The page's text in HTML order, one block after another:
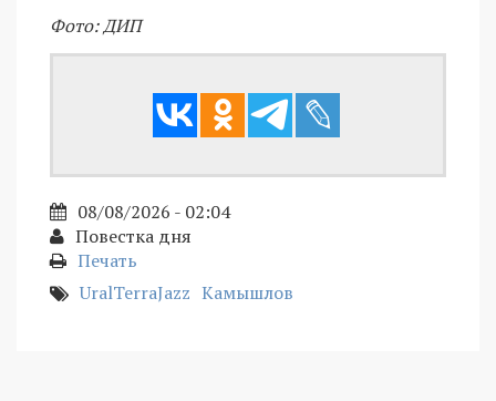
Фото: ДИП
08/08/2026 - 02:04
Повестка дня
Печать
UralTerraJazz Камышлов